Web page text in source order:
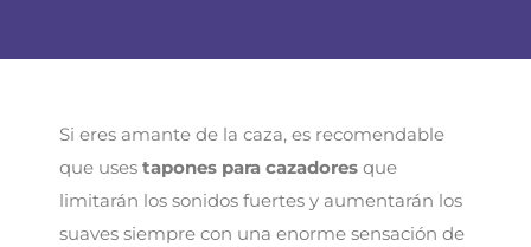
Si eres amante de la caza, es recomendable
que uses tapones para cazadores que
limitarán los sonidos fuertes y aumentarán los
suaves siempre con una enorme sensación de